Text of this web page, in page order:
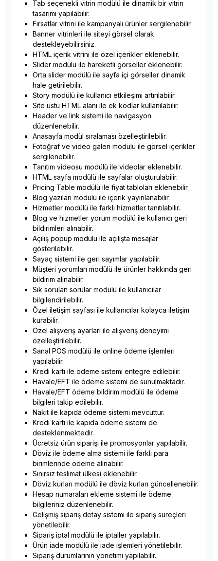
Tab seçenekli vitrin modülü ile dinamik bir vitrin
tasarımı yapılabilir.
Fırsatlar vitrini ile kampanyalı ürünler sergilenebilir.
Banner vitrinleri ile siteyi görsel olarak
destekleyebilirsiniz.
HTML içerik vitrini ile özel içerikler eklenebilir.
Slider modülü ile hareketli görseller eklenebilir.
Orta slider modülü ile sayfa içi görseller dinamik
hale getirilebilir.
Story modülü ile kullanıcı etkileşimi artırılabilir.
Site üstü HTML alanı ile ek kodlar kullanılabilir.
Header ve link sistemi ile navigasyon
düzenlenebilir.
Anasayfa modül sıralaması özelleştirilebilir.
Fotoğraf ve video galeri modülü ile görsel içerikler
sergilenebilir.
Tanıtım videosu modülü ile videolar eklenebilir.
HTML sayfa modülü ile sayfalar oluşturulabilir.
Pricing Table modülü ile fiyat tabloları eklenebilir.
Blog yazıları modülü ile içerik yayınlanabilir.
Hizmetler modülü ile farklı hizmetler tanıtılabilir.
Blog ve hizmetler yorum modülü ile kullanıcı geri
bildirimleri alınabilir.
Açılış popup modülü ile açılışta mesajlar
gösterilebilir.
Sayaç sistemi ile geri sayımlar yapılabilir.
Müşteri yorumları modülü ile ürünler hakkında geri
bildirim alınabilir.
Sık sorulan sorular modülü ile kullanıcılar
bilgilendirilebilir.
Özel iletişim sayfası ile kullanıcılar kolayca iletişim
kurabilir.
Özel alışveriş ayarları ile alışveriş deneyimi
özelleştirilebilir.
Sanal POS modülü ile online ödeme işlemleri
yapılabilir.
Kredi kartı ile ödeme sistemi entegre edilebilir.
Havale/EFT ile ödeme sistemi de sunulmaktadır.
Havale/EFT ödeme bildirim modülü ile ödeme
bilgileri takip edilebilir.
Nakit ile kapıda ödeme sistemi mevcuttur.
Kredi kartı ile kapıda ödeme sistemi de
desteklenmektedir.
Ücretsiz ürün siparişi ile promosyonlar yapılabilir.
Döviz ile ödeme alma sistemi ile farklı para
birimlerinde ödeme alınabilir.
Sınırsız teslimat ülkesi eklenebilir.
Döviz kurları modülü ile döviz kurları güncellenebilir.
Hesap numaraları ekleme sistemi ile ödeme
bilgileriniz düzenlenebilir.
Gelişmiş sipariş detay sistemi ile sipariş süreçleri
yönetilebilir.
Sipariş iptal modülü ile iptaller yapılabilir.
Ürün iade modülü ile iade işlemleri yönetilebilir.
Sipariş durumlarının yönetimi yapılabilir.